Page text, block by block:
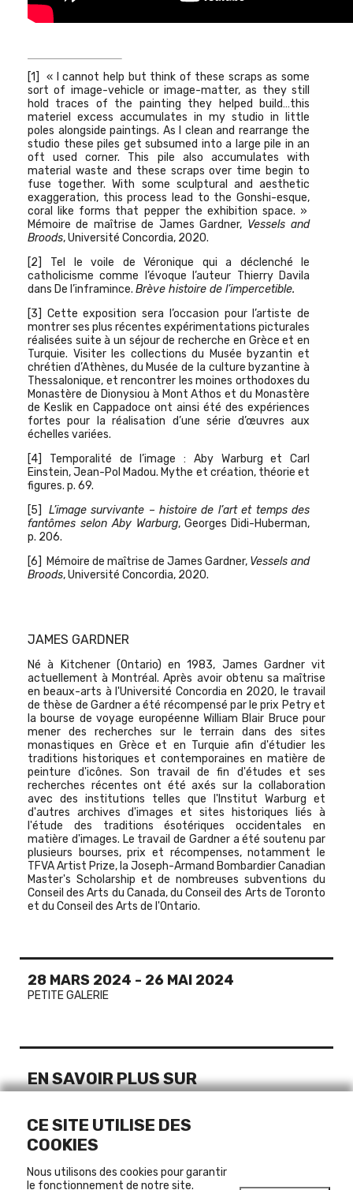
[1]
« I cannot help but think of these scraps as some
sort of image-vehicle or image-matter, as they still
hold traces of the painting they helped build…this
materiel excess accumulates in my studio in little
poles alongside paintings. As I clean and rearrange the
studio these piles get subsumed into a large pile in an
oft used corner. This pile also accumulates with
material waste and these scraps over time begin to
fuse together. With some sculptural and aesthetic
exaggeration, this process lead to the Gonshi-esque,
coral like forms that pepper the exhibition space. »
Mémoire de maîtrise de James Gardner, Vessels and
Broods, Université Concordia, 2020.
[2]
Tel le voile de Véronique qui a déclenché le
catholicisme comme l’évoque l’auteur Thierry Davila
dans De l’inframince. Brève histoire de l’impercetible.
[3] Cette exposition sera l’occasion pour l’artiste de
montrer ses plus récentes expérimentations picturales
réalisées suite à un séjour de recherche en Grèce et en
Turquie. Visiter les collections du Musée byzantin et
chrétien d’Athènes, du Musée de la culture byzantine à
Thessalonique, et rencontrer les moines orthodoxes du
Monastère de Dionysiou à Mont Athos et du Monastère
de Keslik en Cappadoce ont ainsi été des expériences
fortes pour la réalisation d’une série d’œuvres aux
échelles variées.
[4] Temporalité de l’image : Aby Warburg et Carl
Einstein, Jean-Pol Madou. Mythe et création, théorie et
figures. p. 69.
[5]
L’image survivante – histoire de l’art et temps des
fantômes selon Aby Warburg, Georges Didi-Huberman,
p. 206.
[6] Mémoire de maîtrise de James Gardner, Vessels and
Broods, Université Concordia, 2020.
JAMES GARDNER
Né à Kitchener (Ontario) en 1983, James Gardner vit
actuellement à Montréal. Après avoir obtenu sa maîtrise
en beaux-arts à l'Université Concordia en 2020, le travail
de thèse de Gardner a été récompensé par le prix Petry et
la bourse de voyage européenne William Blair Bruce pour
mener des recherches sur le terrain dans des sites
monastiques en Grèce et en Turquie afin d'étudier les
traditions historiques et contemporaines en matière de
peinture d'icônes. Son travail de fin d'études et ses
recherches récentes ont été axés sur la collaboration
avec des institutions telles que l'Institut Warburg et
d'autres archives d'images et sites historiques liés à
l'étude des traditions ésotériques occidentales en
matière d'images. Le travail de Gardner a été soutenu par
plusieurs bourses, prix et récompenses, notamment le
TFVA Artist Prize, la Joseph-Armand Bombardier Canadian
Master's Scholarship et de nombreuses subventions du
Conseil des Arts du Canada, du Conseil des Arts de Toronto
et du Conseil des Arts de l'Ontario.
28 MARS 2024 - 26 MAI 2024
PETITE GALERIE
EN SAVOIR PLUS SUR
MONTRÉAL, CANADA
LIENS
CE SITE UTILISE DES
COOKIES
Nous utilisons des cookies pour garantir
le fonctionnement de notre site.